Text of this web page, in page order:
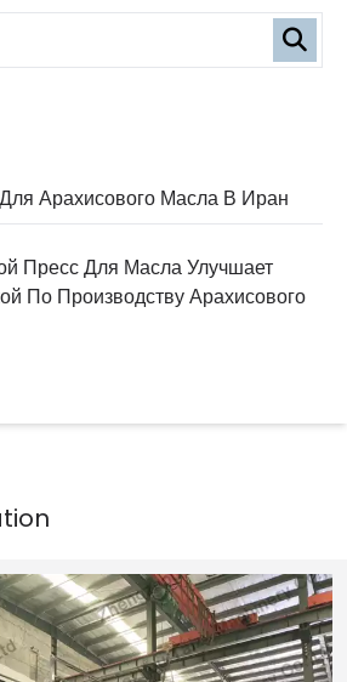
Арахисового Масла В Иран
Пресс Для Масла Улучшает
По Производству Арахисового